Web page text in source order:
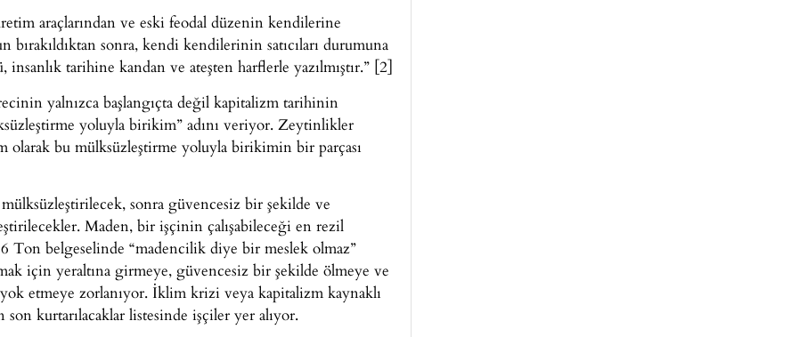
araçlarından ve eski feodal düzenin kendilerine
bırakıldıktan sonra, kendi kendilerinin satıcıları durumuna
tarihine kandan ve ateşten harflerle yazılmıştır.” [2]
yalnızca başlangıçta değil kapitalizm tarihinin
yoluyla birikim” adını veriyor. Zeytinlikler
olarak bu mülksüzleştirme yoluyla birikimin bir parçası
sonra güvencesiz bir şekilde ve
Maden, bir işçinin çalışabileceği en rezil
Ton belgeselinde “madencilik diye bir meslek olmaz”
için yeraltına girmeye, güvencesiz bir şekilde ölmeye ve
etmeye zorlanıyor. İklim krizi veya kapitalizm kaynaklı
kurtarılacaklar listesinde işçiler yer alıyor.